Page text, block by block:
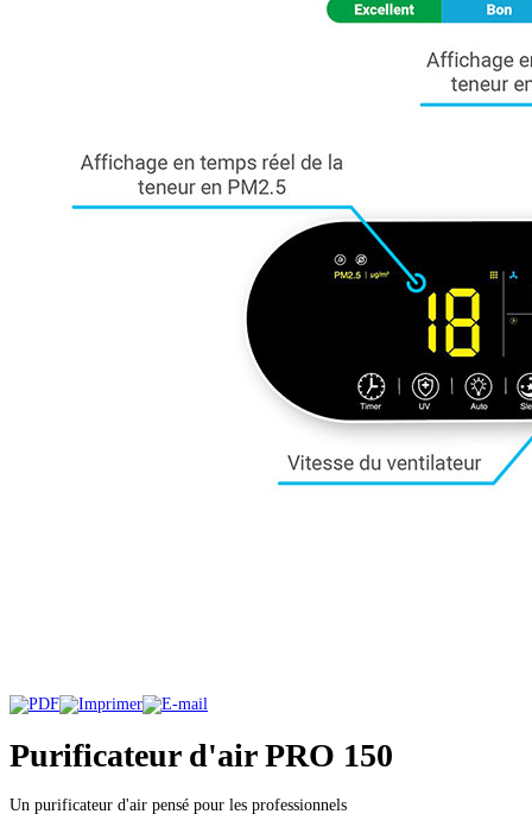
Purificateur d'air PRO 150
Un purificateur d'air pensé pour les professionnels